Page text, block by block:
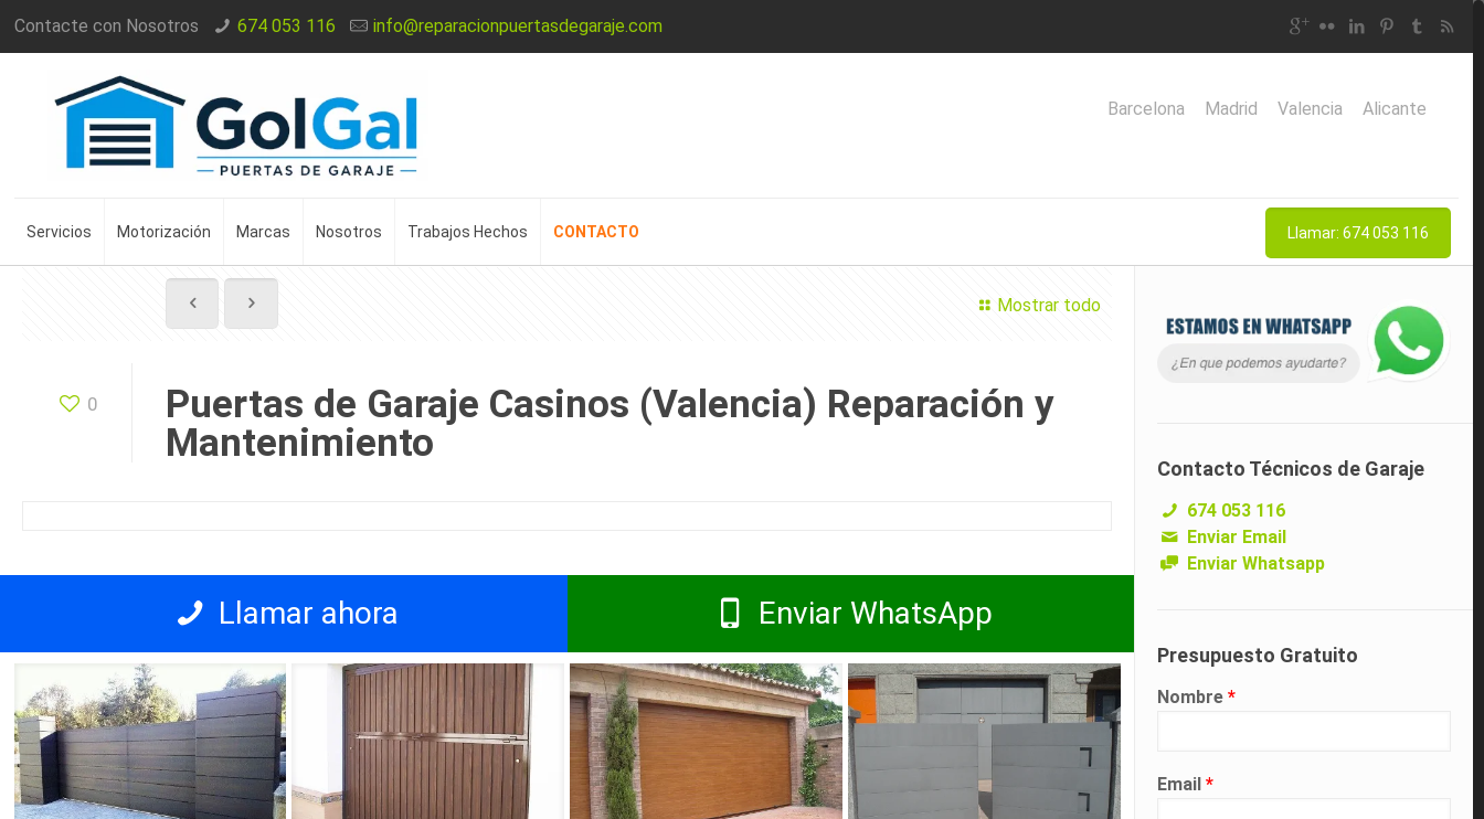
Contacte con Nosotros 674 053 116 info@reparacionpuertasdegaraje.com
Servicios Motorización Marcas Nosotros Trabajos Hechos CONTACTO
Barcelona Madrid Valencia Alicante
Llamar: 674 053 116
Mostrar todo
0
Puertas de Garaje Casinos (Valencia) Reparación y
Mantenimiento
Llamar ahora Enviar WhatsApp
Contacto Técnicos de Garaje
674 053 116
Enviar Email
Enviar Whatsapp
Presupuesto Gratuito
Nombre*
Email*